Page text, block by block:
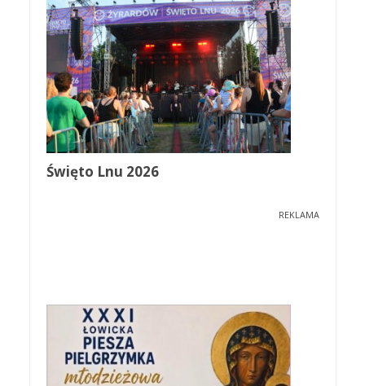
Święto Lnu 2026
REKLAMA